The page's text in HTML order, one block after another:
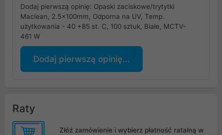
Dodaj pierwszą opinię: Opaski zaciskowe/trytytki
Maclean, 2.5x100mm, Odporna na UV, Temp.
użytkowania - 40 +85 st. C, 100 sztuk, Białe, MCTV-
461 W
Dodaj pierwszą opinię...
Raty
Złóż zamówienie i wybierz płatność ratalną w